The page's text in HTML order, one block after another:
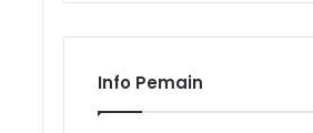
Info Pemain